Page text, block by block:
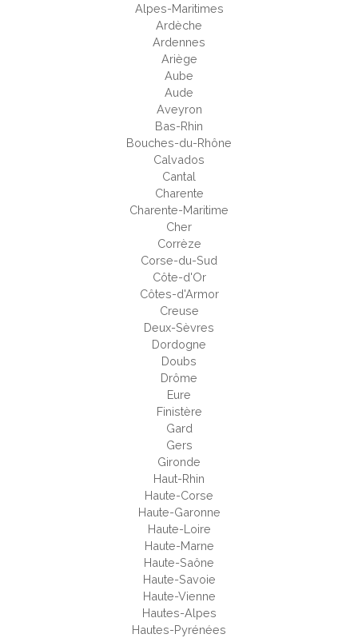
Alpes-Maritimes
Ardèche
Ardennes
Ariège
Aube
Aude
Aveyron
Bas-Rhin
Bouches-du-Rhône
Calvados
Cantal
Charente
Charente-Maritime
Cher
Corrèze
Corse-du-Sud
Côte-d'Or
Côtes-d'Armor
Creuse
Deux-Sèvres
Dordogne
Doubs
Drôme
Eure
Finistère
Gard
Gers
Gironde
Haut-Rhin
Haute-Corse
Haute-Garonne
Haute-Loire
Haute-Marne
Haute-Saône
Haute-Savoie
Haute-Vienne
Hautes-Alpes
Hautes-Pyrénées